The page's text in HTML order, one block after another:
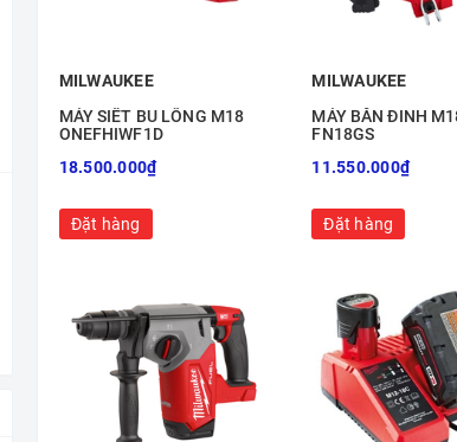
MILWAUKEE
MÁY SIẾT BU LÔNG M18
ONEFHIWF1D
18.500.000₫
Đặt hàng
MILWAUKEE
MÁY BẮN ĐINH
FN18GS
11.550.000₫
Đặt hàng